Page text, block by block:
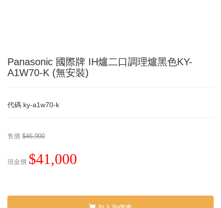
Panasonic 國際牌 IH爐二口調理爐黑色KY-
A1W70-K (無安裝)
代碼 ky-a1w70-k
售價 $46,900
現金價 $41,000